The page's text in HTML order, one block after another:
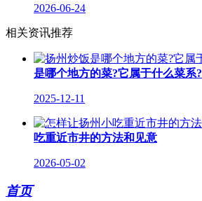
2026-06-24
相关资讯推荐
是哪个地方的菜?它属于什么菜系?
2025-12-11
吃重近市井的方法和见意
2026-05-02
首页